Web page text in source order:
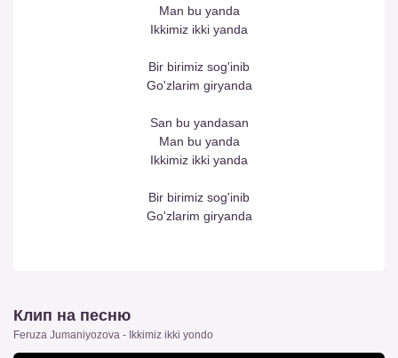
Man bu yanda
Ikkimiz ikki yanda
Bir birimiz sog'inib
Go'zlarim giryanda
San bu yandasan
Man bu yanda
Ikkimiz ikki yanda
Bir birimiz sog'inib
Go'zlarim giryanda
Клип на песню
Feruza Jumaniyozova - Ikkimiz ikki yondo